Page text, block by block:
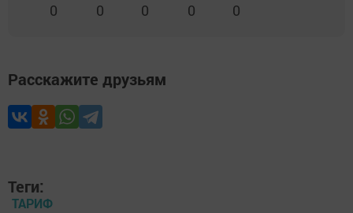
0 0 0 0 0
Расскажите друзьям
Теги:
ТАРИФ